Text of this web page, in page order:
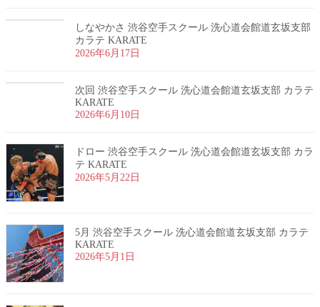
しなやかさ 渋谷空手スクール 洗心道会館道玄坂支部
カラテ KARATE
2026年6月17日
次回 渋谷空手スクール 洗心道会館道玄坂支部 カラテ
KARATE
2026年6月10日
ドロー 渋谷空手スクール 洗心道会館道玄坂支部 カラ
テ KARATE
2026年5月22日
5月 渋谷空手スクール 洗心道会館道玄坂支部 カラテ
KARATE
2026年5月1日